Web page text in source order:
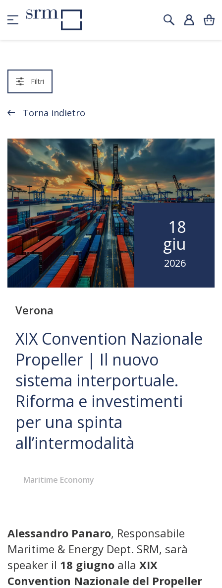
Filtri
Torna indietro
18
giu
2026
Verona
XIX Convention Nazionale
Propeller | Il nuovo
sistema interportuale.
Riforma e investimenti
per una spinta
all’intermodalità
Maritime Economy
Alessandro Panaro, Responsabile
Maritime & Energy Dept. SRM, sarà
speaker il 18 giugno alla XIX
Convention Nazionale del Propeller